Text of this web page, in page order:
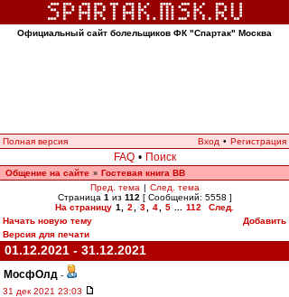
Официальный сайт болельщиков ФК "Спартак" Москва
Полная версия Вход • Регистрация
FAQ • Поиск
Общение на сайте » Гостевая книга ВВ
Пред. тема | След. тема
Страница 1 из 112 [ Сообщений: 5558 ]
На страницу 1 2 3 4 5 112
След.
Начать новую тему
Добавить
Версия для печати
01.12.2021 - 31.12.2021
МосфОлд -
31 дек 2021 23:03